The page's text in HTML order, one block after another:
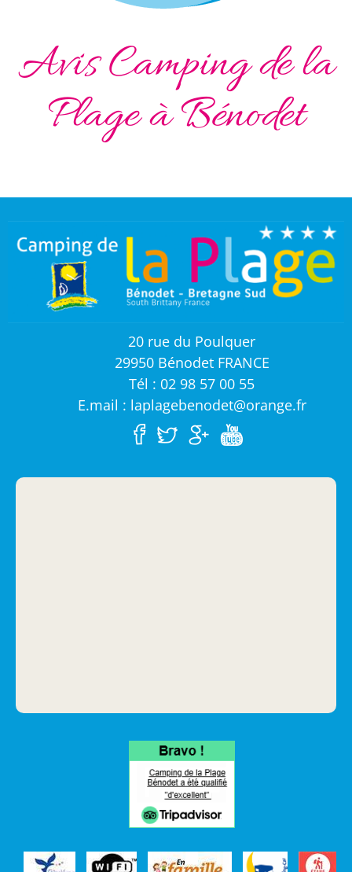
Avis Camping de la
Plage à Bénodet
20 rue du Poulquer
29950 Bénodet FRANCE
Tél : 02 98 57 00 55
E.mail : laplagebenodet@orange.fr